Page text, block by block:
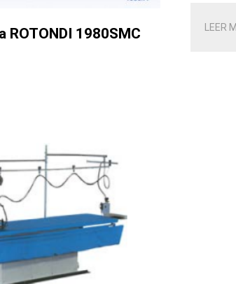
ROTONDI 1980SMC LEER